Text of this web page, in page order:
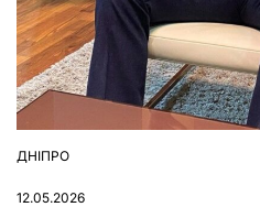
ОПУБЛІКУВАТИ
ДНІПРО
12.05.2026